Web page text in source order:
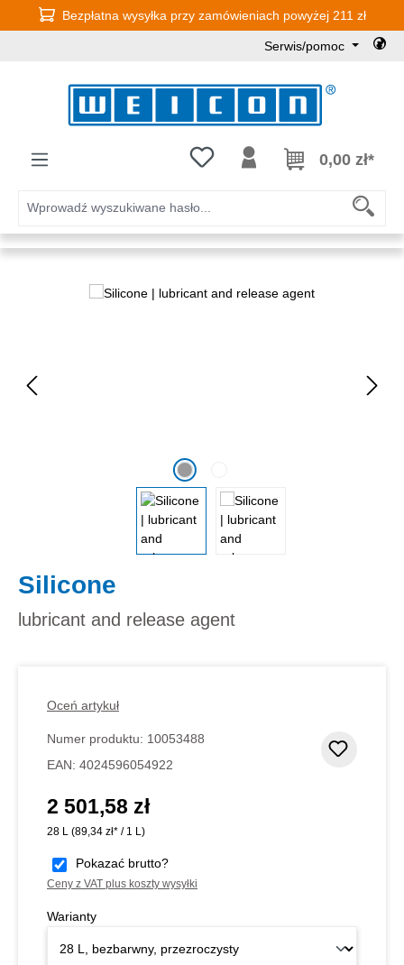
Przejdź do głównej zawartości
Bezpłatna wysyłka przy zamówieniach powyżej 211 zł
Serwis/pomoc
Masz 0 przedmioty na liście
0,00 zł*
Pomiń galerię zdjęć
Silicone
lubricant and release agent
Oceń artykuł
Numer produktu: 10053488
EAN: 4024596054922
Cena regularna:
2 501,58 zł
28 L (89,34 zł* / 1 L)
Pokazać brutto?
Ceny z VAT plus koszty wysyłki
Warianty